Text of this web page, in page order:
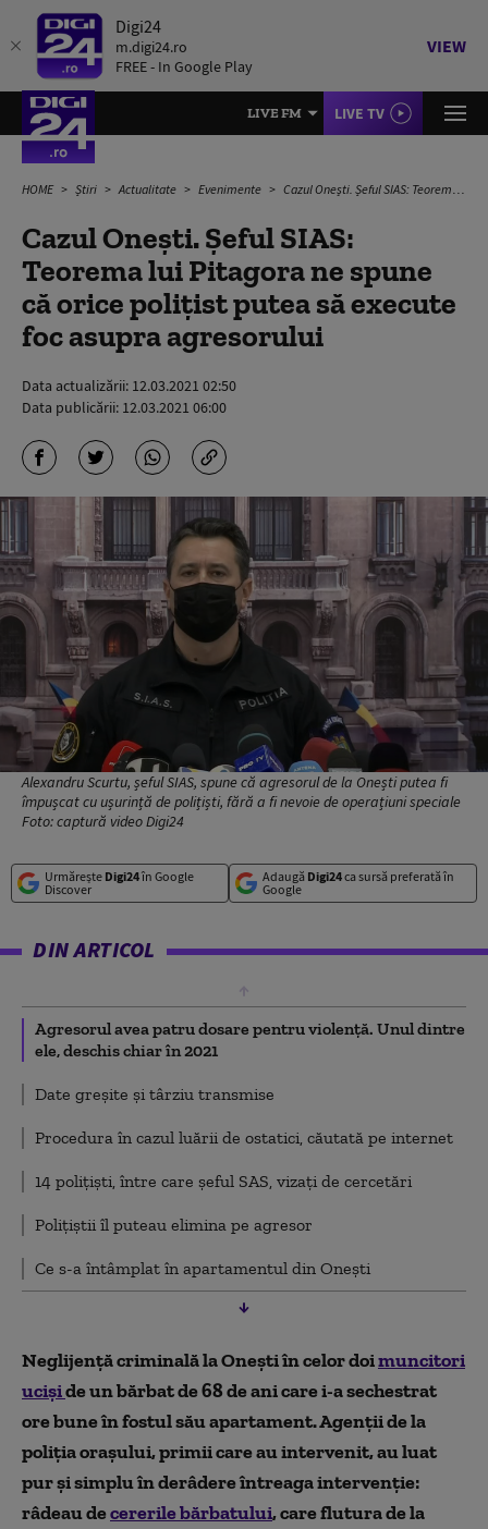
Digi24
m.digi24.ro
FREE - In Google Play
VIEW
LIVE FM LIVE TV
HOME Știri Actualitate Evenimente Cazul Onești. Șeful SIAS: Teorema lui Pitagora ne spune că orice polițist putea să execute foc asupra agresorului
Cazul Onești. Șeful SIAS:
Teorema lui Pitagora ne spune
că orice polițist putea să execute
foc asupra agresorului
Data actualizării: 12.03.2021 02:50
Data publicării: 12.03.2021 06:00
Alexandru Scurtu, șeful SIAS, spune că agresorul de la Onești putea fi
împușcat cu ușurință de polițiști, fără a fi nevoie de operațiuni speciale
Foto: captură video Digi24
Urmărește Digi24în Google
Discover
Adaugă Digi24ca sursă preferată în
Google
DIN ARTICOL
Agresorul avea patru dosare pentru violență. Unul dintre
ele, deschis chiar în 2021
Date greșite și târziu transmise
Procedura în cazul luării de ostatici, căutată pe internet
14 polițiști, între care șeful SAS, vizați de cercetări
Polițiștii îl puteau elimina pe agresor
Ce s-a întâmplat în apartamentul din Onești
Neglijență criminală la Onești în celor doimuncitori
ucișide un bărbat de 68 de ani care i-a sechestrat
ore bune în fostul său apartament. Agenții de la
poliția orașului, primii care au intervenit, au luat
pur și simplu în derâdere întreaga intervenție:
râdeau decererile bărbatului, care flutura de la